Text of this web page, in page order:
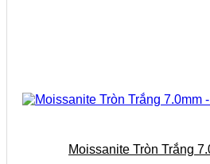
Moissanite Tròn Trắng